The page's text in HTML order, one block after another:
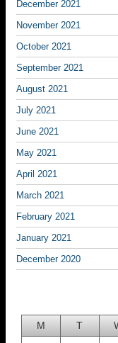
December 2021
November 2021
October 2021
September 2021
August 2021
July 2021
June 2021
May 2021
April 2021
March 2021
February 2021
January 2021
December 2020
M T